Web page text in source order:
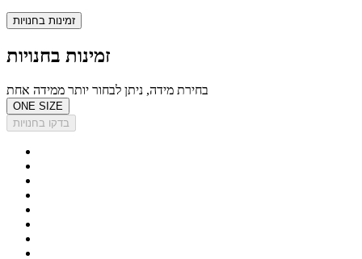
זמינות בחנויות
זמינות בחנויות
בחירת מידה, ניתן לבחור יותר ממידה אחת
ONE SIZE
בדקו בחנויות